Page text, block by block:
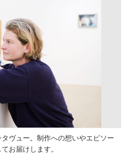
ヴュー。制作への想いやエピソー
お届けします。